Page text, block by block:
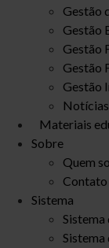
Gestão
Gestão
Gestão
Gestão
Gestão
Notícias
Materiais
Sobre
Quem
Contato
Sistema
Sistema